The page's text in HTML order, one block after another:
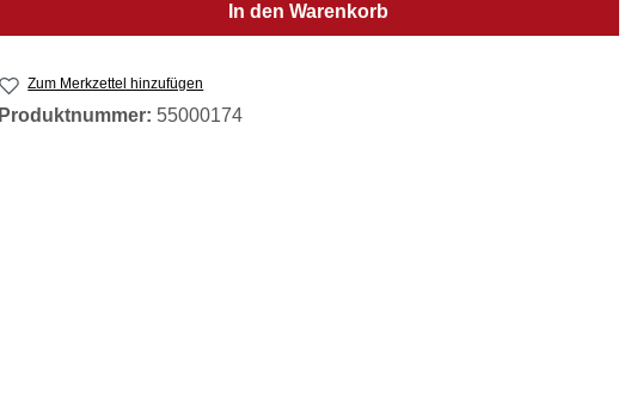
In den Warenkorb
Zum Merkzettel hinzufügen
Produktnummer: 55000174